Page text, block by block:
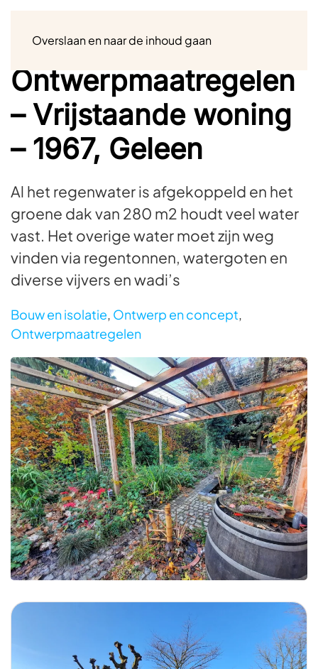
Overslaan en naar de inhoud gaan
Ontwerpmaatregelen
– Vrijstaande woning
– 1967, Geleen
Al het regenwater is afgekoppeld en het
groene dak van 280 m2 houdt veel water
vast. Het overige water moet zijn weg
vinden via regentonnen, watergoten en
diverse vijvers en wadi’s
Bouw en isolatie, Ontwerp en concept,
Ontwerpmaatregelen
Foto bekijken